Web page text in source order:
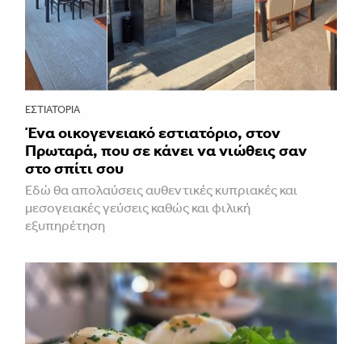
ΕΣΤΙΑΤΌΡΙΑ
Ένα οικογενειακό εστιατόριο, στον
Πρωταρά, που σε κάνει να νιώθεις σαν
στο σπίτι σου
Εδώ θα απολαύσεις αυθεντικές κυπριακές και
μεσογειακές γεύσεις καθώς και φιλική
εξυπηρέτηση